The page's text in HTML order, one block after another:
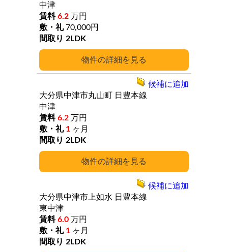
詳細
中津
6.2 万円
70,000円
2LDK
詳細
大分県中津市丸山町
日豊本線
中津
6.2 万円
1 ヶ月
2LDK
候補に追加
大分県中津市上如水 日豊本線
東中津
6.0 万円
1 ヶ月
2LDK
候補に追加